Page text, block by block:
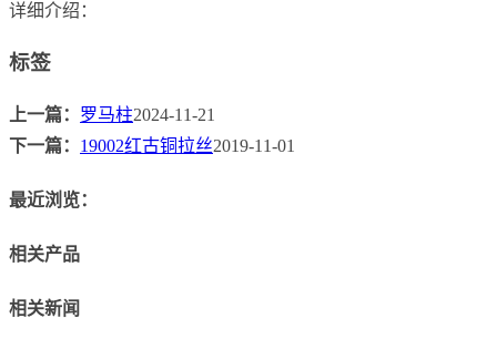
详细介绍：
标签
上一篇： 罗马柱2024-11-21
下一篇： 19002红古铜拉丝2019-11-01
最近浏览：
相关产品
相关新闻